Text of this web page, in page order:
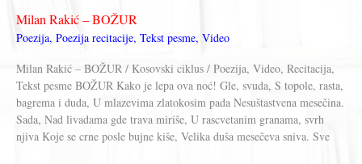
Milan Rakić – BOŽUR
Poezija, Poezija recitacije, Tekst pesme, Video
Milan Rakić – BOŽUR / Kosovski ciklus / Poezija, Video, Recitacija,
Tekst pesme BOŽUR Kako je lepa ova noć! Gle, svuda, S topole, rasta,
bagrema i duda, U mlazevima zlatokosim pada Nesuštastvena mesečina.
Sada, Nad livadama gde trava miriše, U rascvetanim granama, svrh
njiva Koje se crne posle bujne kiše, Velika duša mesečeva sniva. Sve